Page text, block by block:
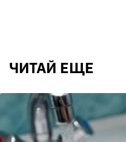
ЧИТАЙ ЕЩЕ